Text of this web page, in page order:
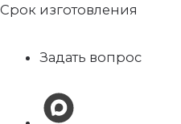
Срок изготовления
Задать вопрос